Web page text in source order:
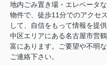
地内ごみ置き場・エレベータ
物件で、徒歩11分でのアクセ
して、自信をもって情報を提
中区エリアにある名古屋市営
富にあります。ご要望や不明
ご連絡下さい。